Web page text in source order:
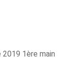
2019 1ère main